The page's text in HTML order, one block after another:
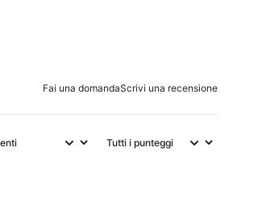
Fai una domandaScrivi una recensione